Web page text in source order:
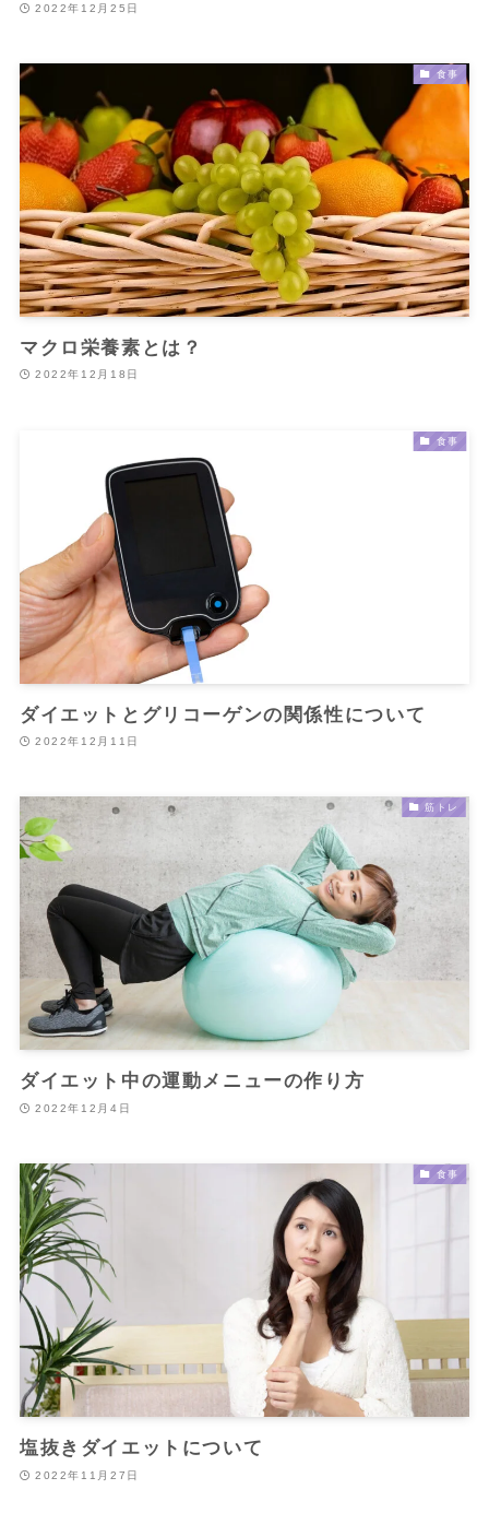
2022年12月25日
食事
マクロ栄養素とは？
2022年12月18日
食事
ダイエットとグリコーゲンの関係性について
2022年12月11日
筋トレ
ダイエット中の運動メニューの作り方
2022年12月4日
食事
塩抜きダイエットについて
2022年11月27日